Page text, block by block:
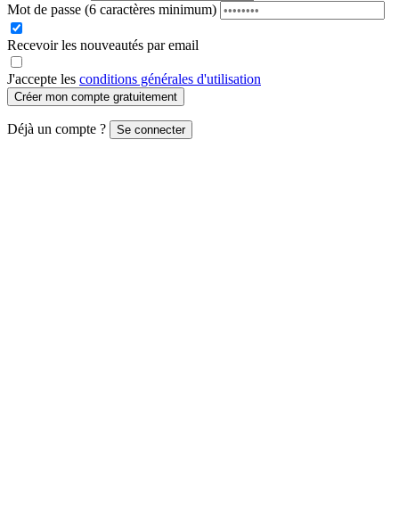
Mot de passe (6 caractères minimum)
Recevoir les nouveautés par email
J'accepte les conditions générales d'utilisation
Créer mon compte gratuitement
Déjà un compte ? Se connecter